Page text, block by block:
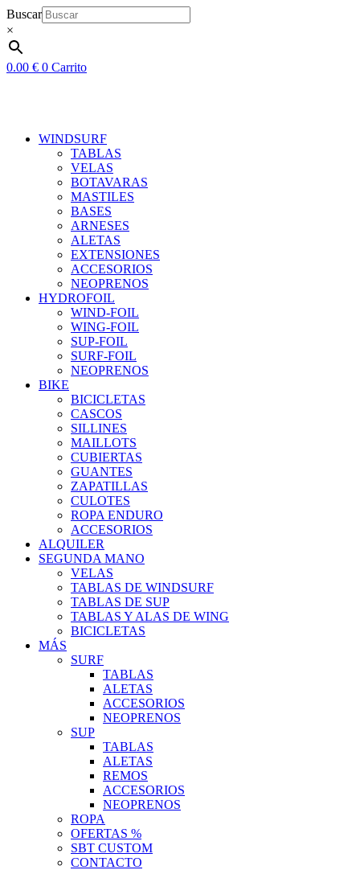
Ir
al
contenido
Buscar
×
0.00 € 0 Carrito
WINDSURF
TABLAS
VELAS
BOTAVARAS
MASTILES
BASES
ARNESES
ALETAS
EXTENSIONES
ACCESORIOS
NEOPRENOS
HYDROFOIL
WIND-FOIL
WING-FOIL
SUP-FOIL
SURF-FOIL
NEOPRENOS
BIKE
BICICLETAS
CASCOS
SILLINES
MAILLOTS
CUBIERTAS
GUANTES
ZAPATILLAS
CULOTES
ROPA ENDURO
ACCESORIOS
ALQUILER
SEGUNDA MANO
VELAS
TABLAS DE WINDSURF
TABLAS DE SUP
TABLAS Y ALAS DE WING
BICICLETAS
MÁS
SURF
TABLAS
ALETAS
ACCESORIOS
NEOPRENOS
SUP
TABLAS
ALETAS
REMOS
ACCESORIOS
NEOPRENOS
ROPA
OFERTAS %
SBT CUSTOM
CONTACTO